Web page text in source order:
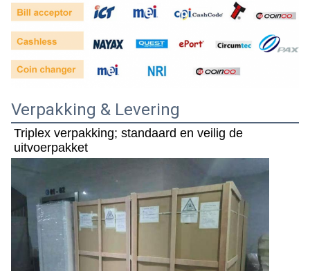
Verpakking & Levering
Triplex verpakking; standaard en veilig de
uitvoerpakket